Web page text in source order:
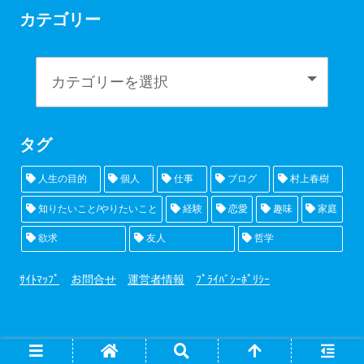
カテゴリー
タグ
人生の目的 個人 仕事 ブログ 村上春樹
知りたいこと/やりたいこと 経験 恋愛 趣味 家庭
欲求 友人 哲学
ｻｲﾄﾏｯﾌﾟ お問合せ 運営者情報 ﾌﾟﾗｲﾊﾞｼｰﾎﾟﾘｼｰ
© 2019 明日、雨が止んだら、出かけよう.